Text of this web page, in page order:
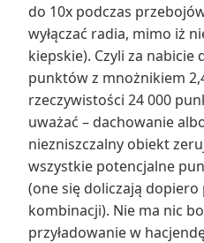
do 10x podczas
wyłączać radia, mimo iż
kiepskie). Czyli za nabicie
punktów z mnożnikiem
rzeczywistości 24 000
uważać – dachowanie
niezniszczalny obiekt
wszystkie potencjalne
(one się doliczają dopiero
kombinacji). Nie ma nic
przyładowanie w